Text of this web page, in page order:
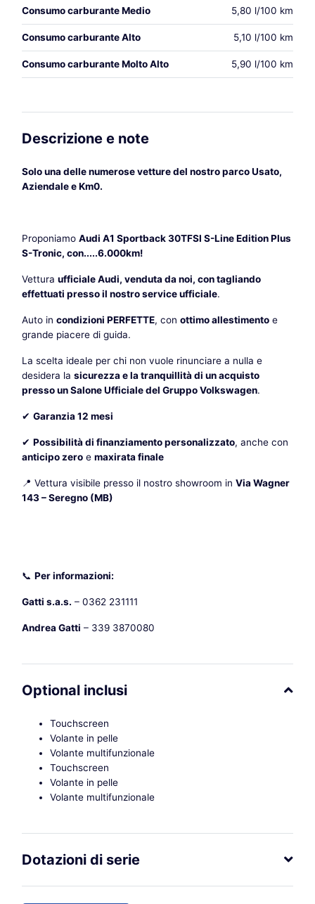
Consumo carburante Medio 5,80 l/100 km
Consumo carburante Alto 5,10 l/100 km
Consumo carburante Molto Alto 5,90 l/100 km
Descrizione e note
Solo una delle numerose vetture del nostro parco Usato,
Aziendale e Km0.
Proponiamo Audi A1 Sportback 30TFSI S-Line Edition Plus
S-Tronic, con.....6.000km!
Vettura ufficiale Audi, venduta da noi, con tagliando
effettuati presso il nostro service ufficiale.
Auto in condizioni PERFETTE, con ottimo allestimento e
grande piacere di guida.
La scelta ideale per chi non vuole rinunciare a nulla e
desidera la sicurezza e la tranquillità di un acquisto
presso un Salone Ufficiale del Gruppo Volkswagen.
✔ Garanzia 12 mesi
✔ Possibilità di finanziamento personalizzato, anche con
anticipo zero e maxirata finale
📍 Vettura visibile presso il nostro showroom in Via Wagner
143 – Seregno (MB)
📞 Per informazioni:
Gatti s.a.s. – 0362 231111
Andrea Gatti – 339 3870080
Optional inclusi
Touchscreen
Volante in pelle
Volante multifunzionale
Touchscreen
Volante in pelle
Volante multifunzionale
Dotazioni di serie